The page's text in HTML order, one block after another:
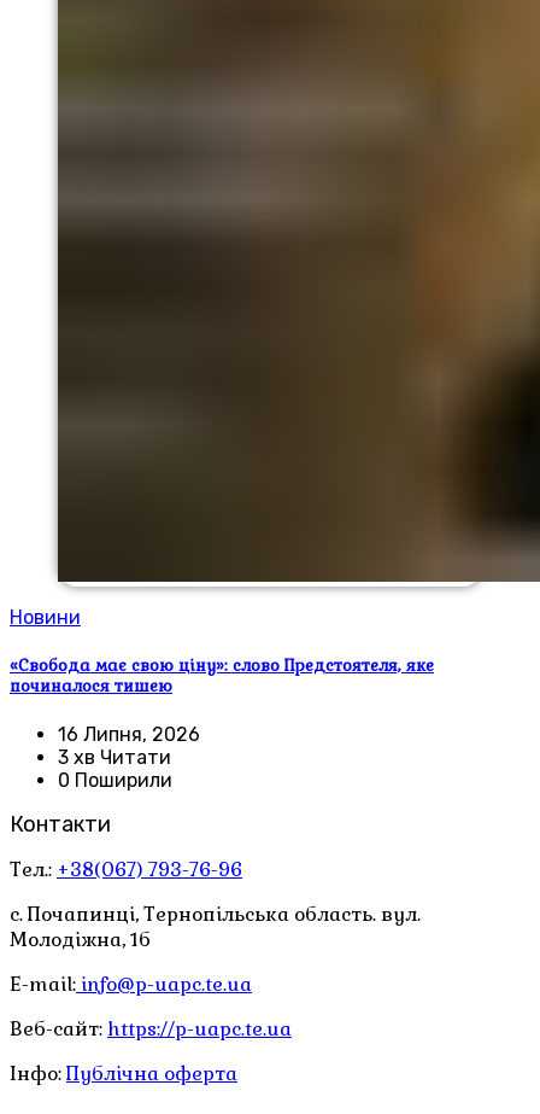
Новини
«Свобода має свою ціну»: слово Предстоятеля, яке
починалося тишею
16 Липня, 2026
3 хв Читати
0 Поширили
Контакти
Тел.: +38(067) 793-76-96
с. Почапинці, Тернопільська область. вул.
Молодіжна, 1б
E-mail: info@p-uapc.te.ua
Веб-сайт: https://p-uapc.te.ua
Інфо:Публічна оферта